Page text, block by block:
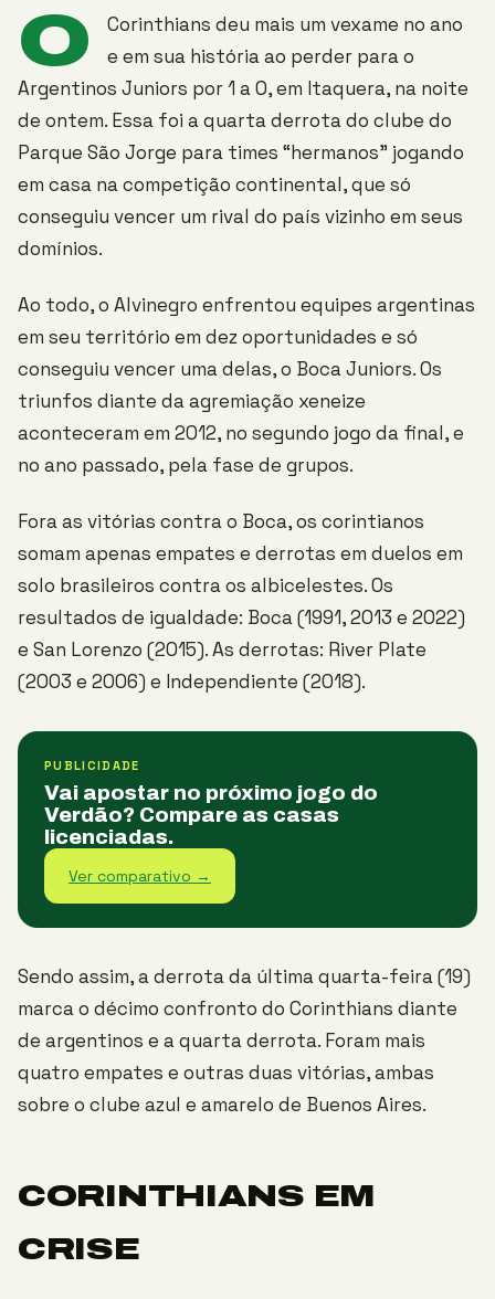
O
Corinthians deu mais um vexame no ano
e em sua história ao perder para o
Argentinos Juniors por 1 a 0, em Itaquera, na noite
de ontem. Essa foi a quarta derrota do clube do
Parque São Jorge para times “hermanos” jogando
em casa na competição continental, que só
conseguiu vencer um rival do país vizinho em seus
domínios.
Ao todo, o Alvinegro enfrentou equipes argentinas
em seu território em dez oportunidades e só
conseguiu vencer uma delas, o Boca Juniors. Os
triunfos diante da agremiação xeneize
aconteceram em 2012, no segundo jogo da final, e
no ano passado, pela fase de grupos.
Fora as vitórias contra o Boca, os corintianos
somam apenas empates e derrotas em duelos em
solo brasileiros contra os albicelestes. Os
resultados de igualdade: Boca (1991, 2013 e 2022)
e San Lorenzo (2015). As derrotas: River Plate
(2003 e 2006) e Independiente (2018).
PUBLICIDADE
Vai apostar no próximo jogo do
Verdão? Compare as casas
licenciadas.
Ver comparativo →
Sendo assim, a derrota da última quarta-feira (19)
marca o décimo confronto do Corinthians diante
de argentinos e a quarta derrota. Foram mais
quatro empates e outras duas vitórias, ambas
sobre o clube azul e amarelo de Buenos Aires.
CORINTHIANS EM
CRISE